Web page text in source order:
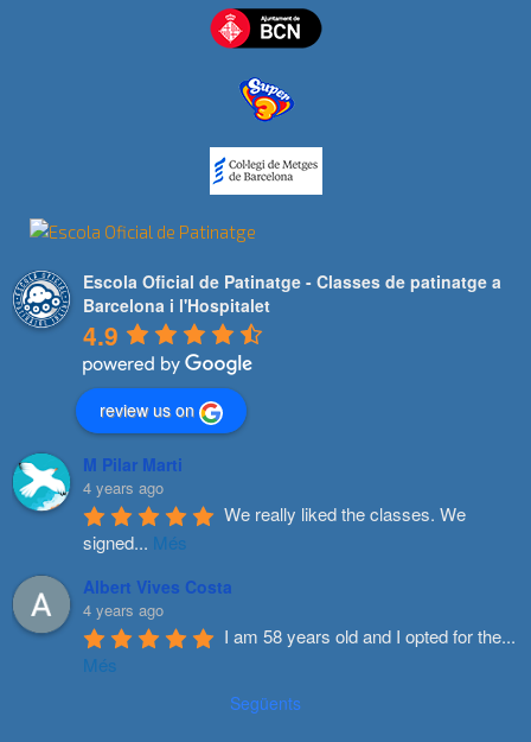
Escola Oficial de Patinatge - Classes de patinatge a
Barcelona i l'Hospitalet
4.9
review us on
M Pilar Marti
4 years ago
We really liked the classes. We
signed... Més
Albert Vives Costa
4 years ago
I am 58 years old and I opted for the...
Més
Següents